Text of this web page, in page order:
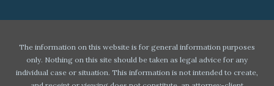
The information on this website is for general information purposes
only. Nothing on this site should be taken as legal advice for any
individual case or situation. This information is not intended to create,